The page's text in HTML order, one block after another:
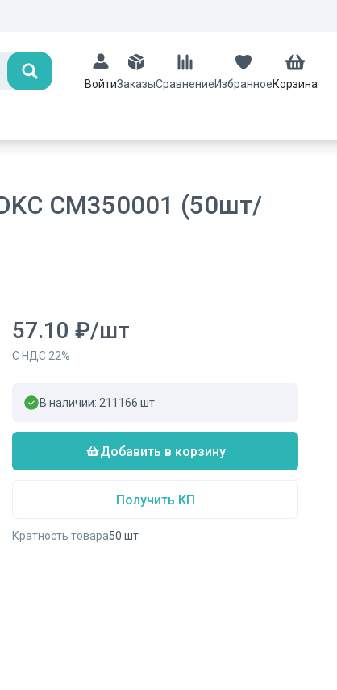
Поиск
ВойтиЗаказыСравнениеИзбранноеКорзина
CM350001 (50шт/
57.10 ₽/шт
С НДС 22%
В наличии: 211166 шт
Добавить в корзину
Получить КП
Кратность товара50 шт